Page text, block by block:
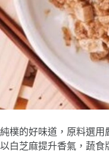
純樸的好味道，原料選用
以白芝麻提升香氣，蔬食